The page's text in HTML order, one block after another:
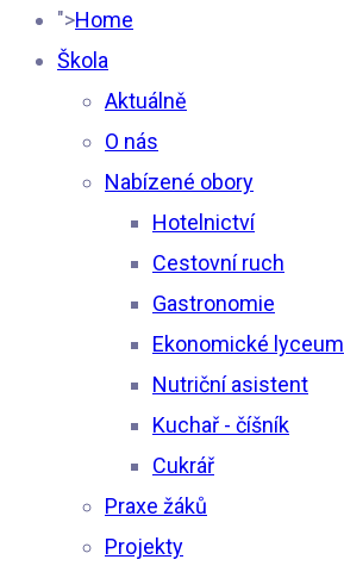
characters for results.
">Home
Škola
Aktuálně
O nás
Nabízené obory
Hotelnictví
Cestovní ruch
Gastronomie
Ekonomické lyceum
Nutriční asistent
Kuchař - číšník
Cukrář
Praxe žáků
Projekty